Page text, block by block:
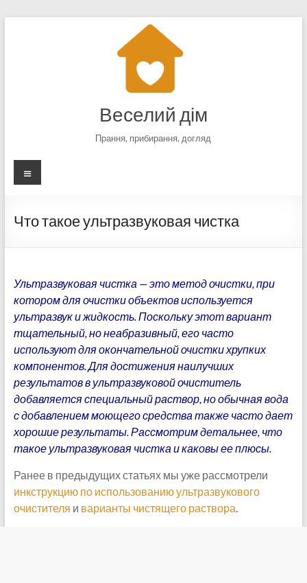
Веселий дім
Прання, прибирання, догляд
Меню
Что такое ультразвуковая чистка
Ультразвуковая чистка — это метод очистки, при
котором для очистки объектов используется
ультразвук и жидкость. Поскольку этот вариант
тщательный, но неабразивный, его часто
используют для окончательной очистки хрупких
компонентов. Для достижения наилучших
результатов в ультразвуковой очиститель
добавляется специальный раствор, но обычная вода
с добавлением моющего средства также часто дает
хорошие результаты. Рассмотрим детальнее, что
такое ультразвуковая чистка и каковы ее плюсы.
Ранее в предыдущих статьях мы уже рассмотрели
инкструкцию по использованию ультразвукового
очистителя и варианты чистящего раствора.